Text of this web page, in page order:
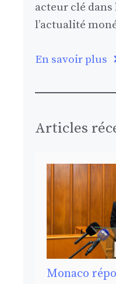
acteur clé dans
l’actualité
En savoir plus
Articles
Monaco